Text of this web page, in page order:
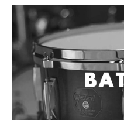
Cables
Audio Profesional
Columnas pasivas
Columnas activas
Amplificadores
Consolas mezcladoras